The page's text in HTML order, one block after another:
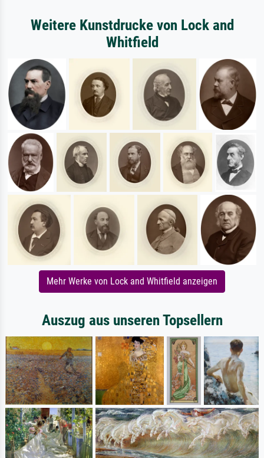
Weitere Kunstdrucke von Lock and
Whitfield
Mehr Werke von Lock and Whitfield anzeigen
Auszug aus unseren Topsellern